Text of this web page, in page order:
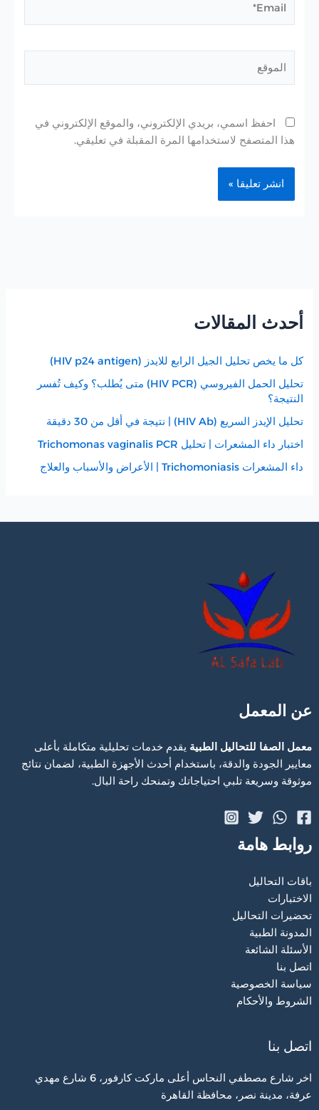
احفظ اسمي، بريدي الإلكتروني، والموقع الإلكتروني في
هذا المتصفح لاستخدامها المرة المقبلة في تعليقي.
أحدث المقالات
كل ما يخص تحليل الجيل الرابع للايدز (HIV p24 antigen)
تحليل الحمل الفيروسي (HIV PCR) متى يُطلب؟ وكيف تُفسر
النتيجة؟
تحليل الإيدز السريع (HIV Ab) | نتيجة في أقل من 30 دقيقة
اختبار داء المشعرات | تحليل Trichomonas vaginalis PCR
داء المشعرات Trichomoniasis | الأعراض والأسباب والعلاج
عن المعمل
معمل الصفا للتحاليل الطبية يقدم خدمات تحليلية متكاملة بأعلى
معايير الجودة والدقة، باستخدام أحدث الأجهزة الطبية، لضمان نتائج
موثوقة وسريعة تلبي احتياجاتك وتمنحك راحة البال.
روابط هامة
باقات التحاليل
الاختبارات
تحضيرات التحاليل
المدونة الطبية
الأسئلة الشائعة
اتصل بنا
سياسة الخصوصية
الشروط والأحكام
اتصل بنا
اخر شارع مصطفي النحاس أعلى ماركت كارفور، 6 شارع مهدي
عرفة، مدينة نصر، محافظة القاهرة‬